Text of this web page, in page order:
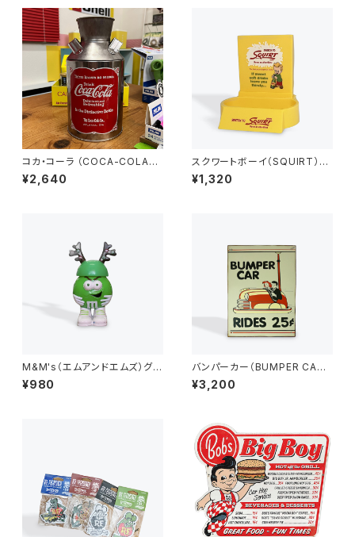
コカ・コーラ （COCA-COLA）ミ
ルク缶
¥2,640
スクワートボーイ（SQUIRT）ペ
ンスタンド（PEN STAND ）
¥1,320
M&M's（エムアンドエムズ）グリ
ーン ディスペンサー フィギュア
Mツノ
¥980
バンパーカー（BUMPER CAR）
ビンテージ加工 アメリカンブリ
キ看板
¥3,200